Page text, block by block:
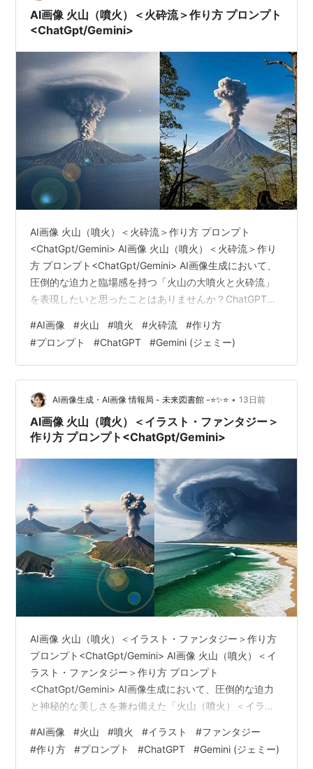
AI画像 火山（噴火）＜火砕流＞作り方 プロンプト
<ChatGpt/Gemini>
AI画像 火山（噴火）＜火砕流＞作り方 プロンプト
<ChatGpt/Gemini> AI画像 火山（噴火）＜火砕流＞作り
方 プロンプト<ChatGpt/Gemini> AI画像生成において、
圧倒的な迫力と臨場感を持つ「火山の大噴火と火砕流」
を表現したいと思ったことはありませんか？ChatGPTや
や圧倒的な自然のエネルギーを感じさせるリアルな光景
を、誰でも簡単に作り出すことができます。ここでは、
AI画像 火山（噴火）＜火砕流＞を作り方やプロンプトの
コツを交えながら、その魅力的な表現方法について詳し
く解説していきます。 AI画像生成で火山や…
#AI画像 #火山 #噴火 #火砕流 #作り方
#プロンプト #ChatGPT #Gemini (ジェミー)
AI画像生成・AI画像 情報局 - 未来図書館 -⭐✨⭐ • 13日前
AI画像 火山（噴火）＜イラスト・ファンタジー＞
作り方 プロンプト<ChatGpt/Gemini>
AI画像 火山（噴火）＜イラスト・ファンタジー＞作り方
プロンプト<ChatGpt/Gemini> AI画像 火山（噴火）＜イ
ラスト・ファンタジー＞作り方 プロンプト
<ChatGpt/Gemini> AI画像生成において、圧倒的な迫力
と神秘的な美しさを兼ね備えた「火山（噴火）＜イラス
のクリエイターにとって魅力的です。壮大な自然のエネ
ルギーと幻想的なファンタジー要素が融合したシーン
#AI画像 #火山 #噴火 #イラスト #ファンタジー
#作り方 #プロンプト #ChatGPT #Gemini (ジェミー)